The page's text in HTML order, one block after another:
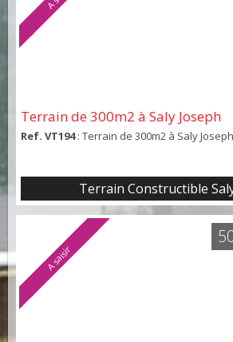
Terrain de 300m2 à Saly Joseph
Ref. VT194: Terrain de 300m2 à Saly Joseph
Terrain Constructible
A saisir